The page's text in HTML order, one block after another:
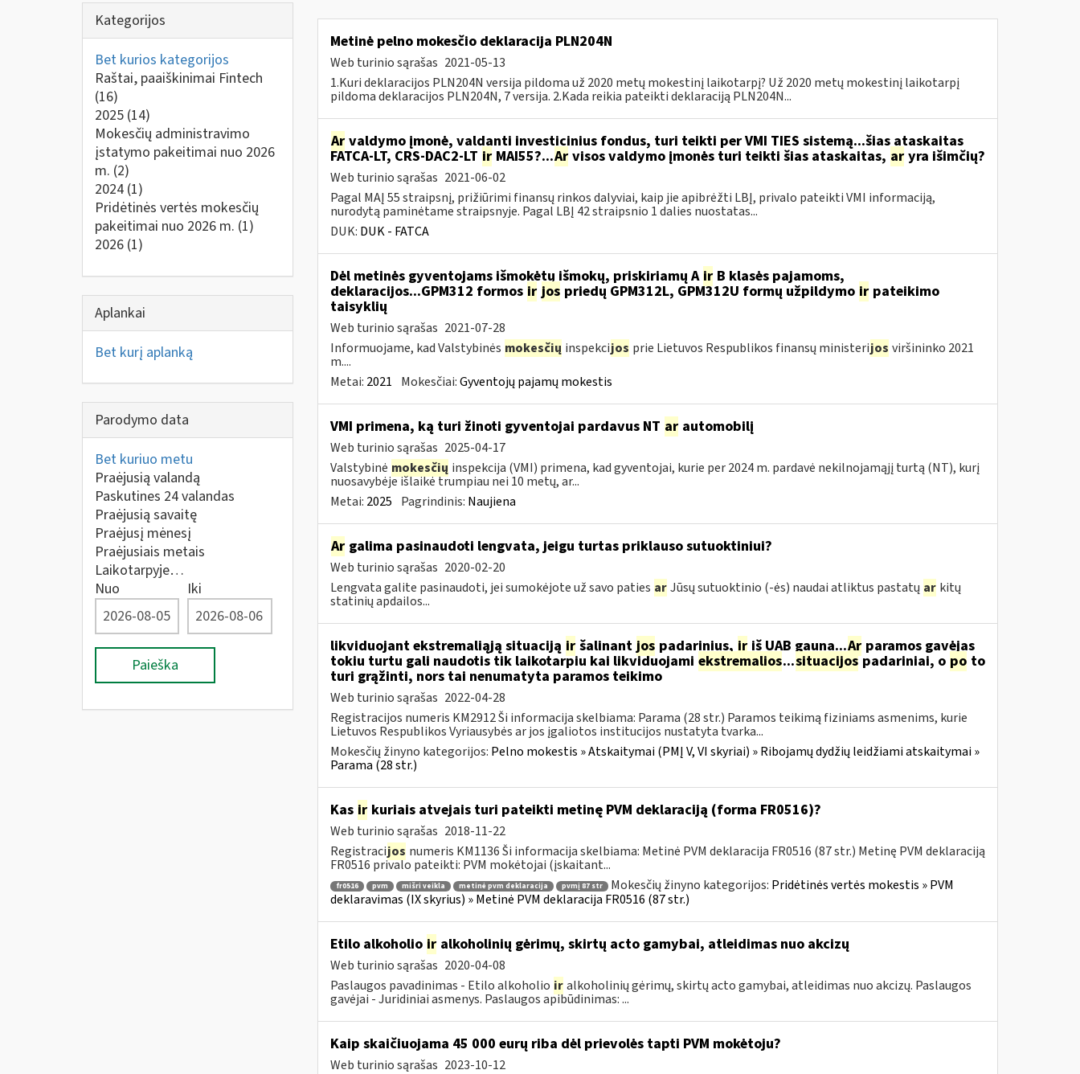
Kategorijos
Bet kurios kategorijos
Raštai, paaiškinimai Fintech
(16)
2025 (14)
Mokesčių administravimo
įstatymo pakeitimai nuo 2026
m. (2)
2024 (1)
Pridėtinės vertės mokesčių
pakeitimai nuo 2026 m. (1)
2026 (1)
Aplankai
Bet kurį aplanką
Parodymo data
Bet kuriuo metu
Praėjusią valandą
Paskutines 24 valandas
Praėjusią savaitę
Praėjusį mėnesį
Praėjusiais metais
Laikotarpyje…
Nuo
Iki
Paieška
Metinė pelno mokesčio deklaracija PLN204N
Web turinio sąrašas 2021-05-13
1.Kuri deklaracijos PLN204N versija pildoma už 2020 metų mokestinį laikotarpį? Už 2020 metų mokestinį laikotarpį
pildoma deklaracijos PLN204N, 7 versija. 2.Kada reikia pateikti deklaraciją PLN204N...
Arvaldymo įmonė, valdanti investicinius fondus, turi teikti per VMI TIES sistemą...šias ataskaitas
FATCA-LT, CRS-DAC2-LT irMAI55?...Arvisos valdymo įmonės turi teikti šias ataskaitas, aryra išimčių?
Web turinio sąrašas 2021-06-02
Pagal MAĮ 55 straipsnį, prižiūrimi finansų rinkos dalyviai, kaip jie apibrėžti LBĮ, privalo pateikti VMI informaciją,
nurodytą paminėtame straipsnyje. Pagal LBĮ 42 straipsnio 1 dalies nuostatas...
DUK: DUK - FATCA
Dėl metinės gyventojams išmokėtų išmokų, priskiriamų A irB klasės pajamoms,
deklaracijos...GPM312 formos ir jos priedų GPM312L, GPM312U formų užpildymo irpateikimo
taisyklių
Web turinio sąrašas 2021-07-28
Informuojame, kad Valstybinės mokesčių inspekcijos prie Lietuvos Respublikos finansų ministerijos viršininko 2021
m....
Metai: 2021 Mokesčiai:Gyventojų pajamų mokestis
VMI primena, ką turi žinoti gyventojai pardavus NT arautomobilį
Web turinio sąrašas 2025-04-17
Valstybinė mokesčių inspekcija (VMI) primena, kad gyventojai, kurie per 2024 m. pardavė nekilnojamąjį turtą (NT), kurį
nuosavybėje išlaikė trumpiau nei 10 metų, ar...
Metai: 2025 Pagrindinis: Naujiena
Argalima pasinaudoti lengvata, jeigu turtas priklauso sutuoktiniui?
Web turinio sąrašas 2020-02-20
Lengvata galite pasinaudoti, jei sumokėjote už savo paties ar Jūsų sutuoktinio (-ės) naudai atliktus pastatų ar kitų
statinių apdailos...
likviduojant ekstremaliąją situaciją iršalinantjos padarinius,iriš UAB gauna...Arparamos gavėjas
tokiu turtu gali naudotis tik laikotarpiu kai likviduojami ekstremalios...situacijospadariniai, o po to
turi grąžinti, nors tai nenumatyta paramos teikimo
Web turinio sąrašas 2022-04-28
Registracijos numeris KM2912 Ši informacija skelbiama: Parama (28 str.) Paramos teikimą fiziniams asmenims, kurie
Lietuvos Respublikos Vyriausybės ar jos įgaliotos institucijos nustatyta tvarka...
Mokesčių žinyno kategorijos: Pelno mokestis » Atskaitymai (PMĮ V, VI skyriai) » Ribojamų dydžių leidžiami atskaitymai »
Parama (28 str.)
Kas irkuriais atvejais turi pateikti metinę PVM deklaraciją (forma FR0516)?
Web turinio sąrašas 2018-11-22
Registracijos numeris KM1136 Ši informacija skelbiama: Metinė PVM deklaracija FR0516 (87 str.) Metinę PVM deklaraciją
FR0516 privalo pateikti: PVM mokėtojai (įskaitant...
fr0516 pvm mišri veikla metinė pvm deklaracija pvmį 87 str Mokesčių žinyno kategorijos: Pridėtinės vertės mokestis » PVM
deklaravimas (IX skyrius) » Metinė PVM deklaracija FR0516 (87 str.)
Etilo alkoholio iralkoholinių gėrimų, skirtų acto gamybai, atleidimas nuo akcizų
Web turinio sąrašas 2020-04-08
Paslaugos pavadinimas - Etilo alkoholio ir alkoholinių gėrimų, skirtų acto gamybai, atleidimas nuo akcizų. Paslaugos
gavėjai - Juridiniai asmenys. Paslaugos apibūdinimas: ...
Kaip skaičiuojama 45 000 eurų riba dėl prievolės tapti PVM mokėtoju?
Web turinio sąrašas 2023-10-12